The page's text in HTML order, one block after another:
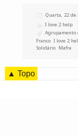
Publicado
Quarta, 22 de
Categorias
I love 2 help
Etiquetas
Agrupamento
Franco ,I love 2
Solidário Mafra
▲ Topo